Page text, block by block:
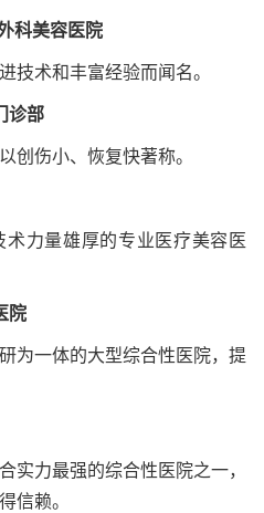
科美容医院
技术和丰富经验而闻名。
诊部
创伤小、恢复快著称。
力量雄厚的专业医疗美容医
院
为一体的大型综合性医院，提
实力最强的综合性医院之一，
信赖。